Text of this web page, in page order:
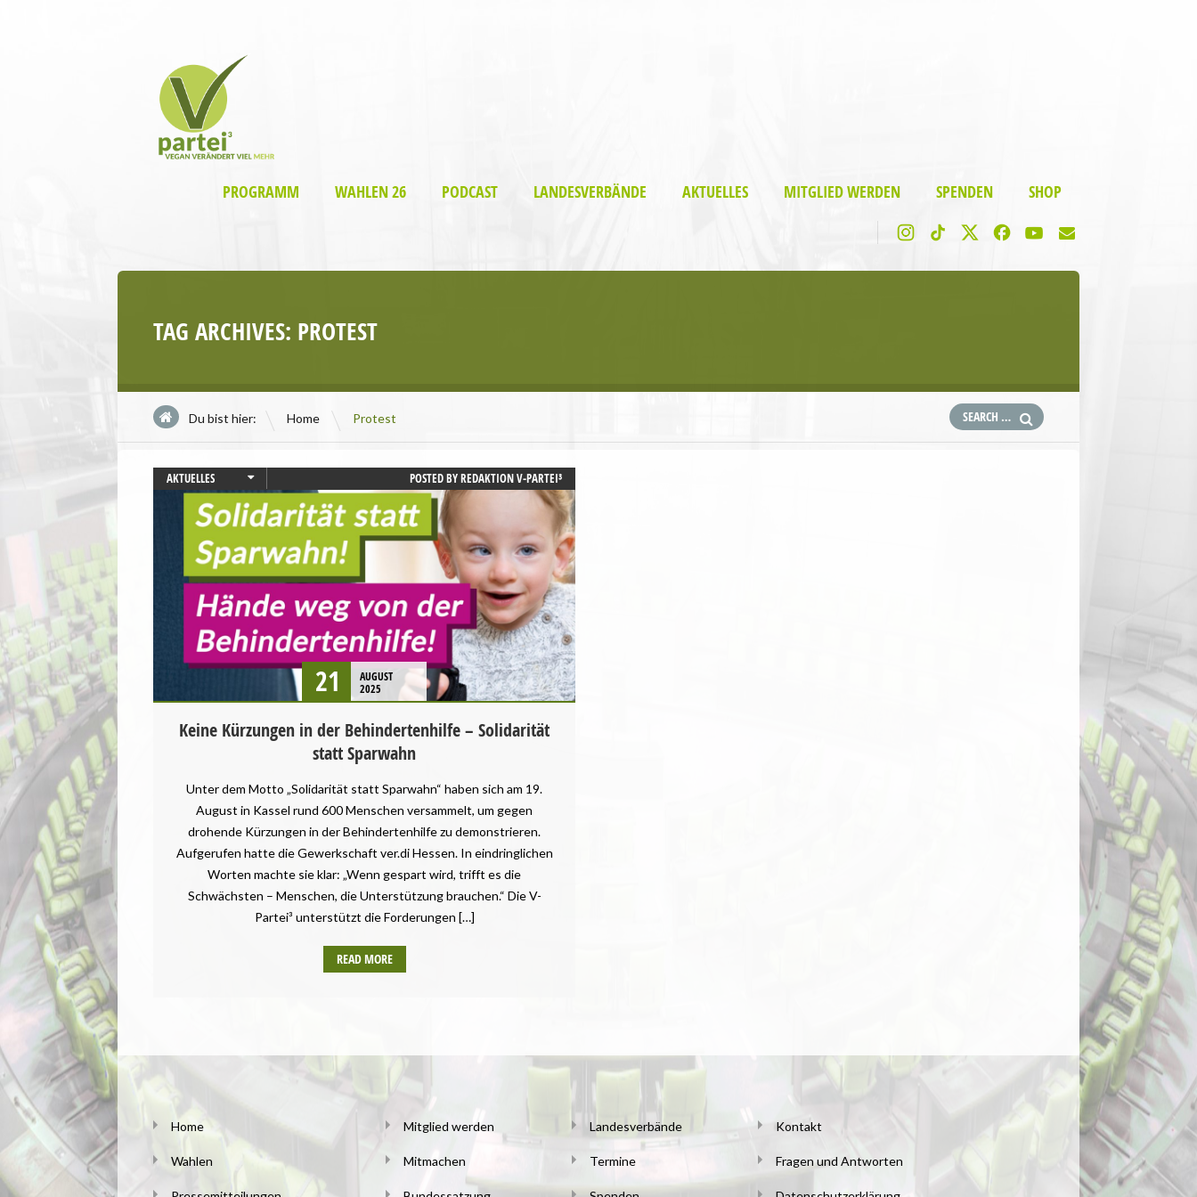
PROGRAMM WAHLEN 26 PODCAST LANDESVERBÄNDE AKTUELLES MITGLIED WERDEN SPENDEN SHOP
TAG ARCHIVES: PROTEST
Du bist hier: Home \ Protest
AKTUELLES
MENSCHENRECHTE
PRESSEMITTEILUNG
STARTSEITE
POSTED BYREDAKTION V-PARTEI³
21
AUGUST
2025
Keine Kürzungen in der Behindertenhilfe – Solidarität
statt Sparwahn
Unter dem Motto „Solidarität statt Sparwahn“ haben sich am 19.
August in Kassel rund 600 Menschen versammelt, um gegen
drohende Kürzungen in der Behindertenhilfe zu demonstrieren.
Aufgerufen hatte die Gewerkschaft ver.di Hessen. In eindringlichen
Worten machte sie klar: „Wenn gespart wird, trifft es die
Schwächsten – Menschen, die Unterstützung brauchen.“ Die V-
Partei³ unterstützt die Forderungen […]
READ MORE
Home
Wahlen
Mitglied werden
Mitmachen
Landesverbände
Termine
Kontakt
Fragen und Antworten